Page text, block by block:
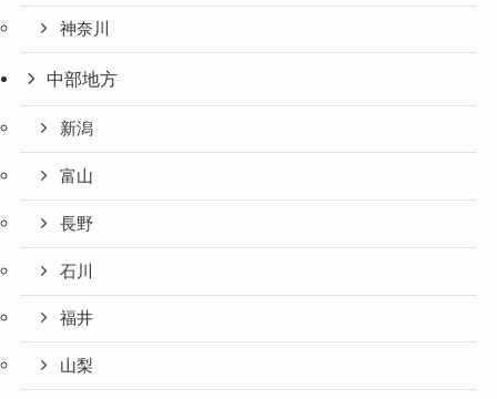
神奈川
中部地方
新潟
富山
長野
石川
福井
山梨